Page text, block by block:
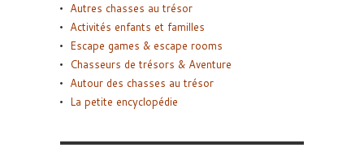
Autres chasses au trésor
Activités enfants et familles
Escape games & escape rooms
Chasseurs de trésors & Aventure
Autour des chasses au trésor
La petite encyclopédie